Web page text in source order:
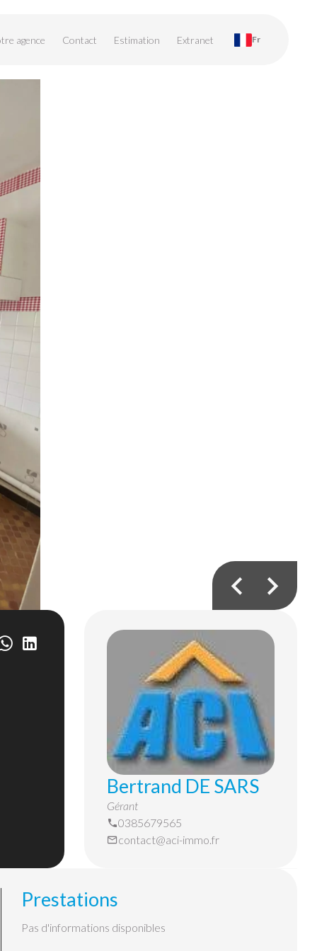
agence Contact Estimation Extranet Fr
Bertrand DE SARS
Gérant
0385679565
contact@aci-immo.fr
Prestations
Pas d'informations disponibles